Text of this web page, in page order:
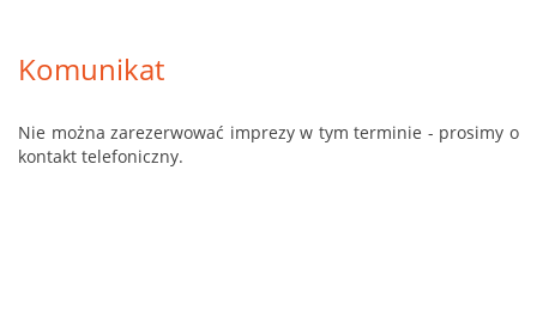
Komunikat
Nie można zarezerwować imprezy w tym terminie - prosimy o
kontakt telefoniczny.